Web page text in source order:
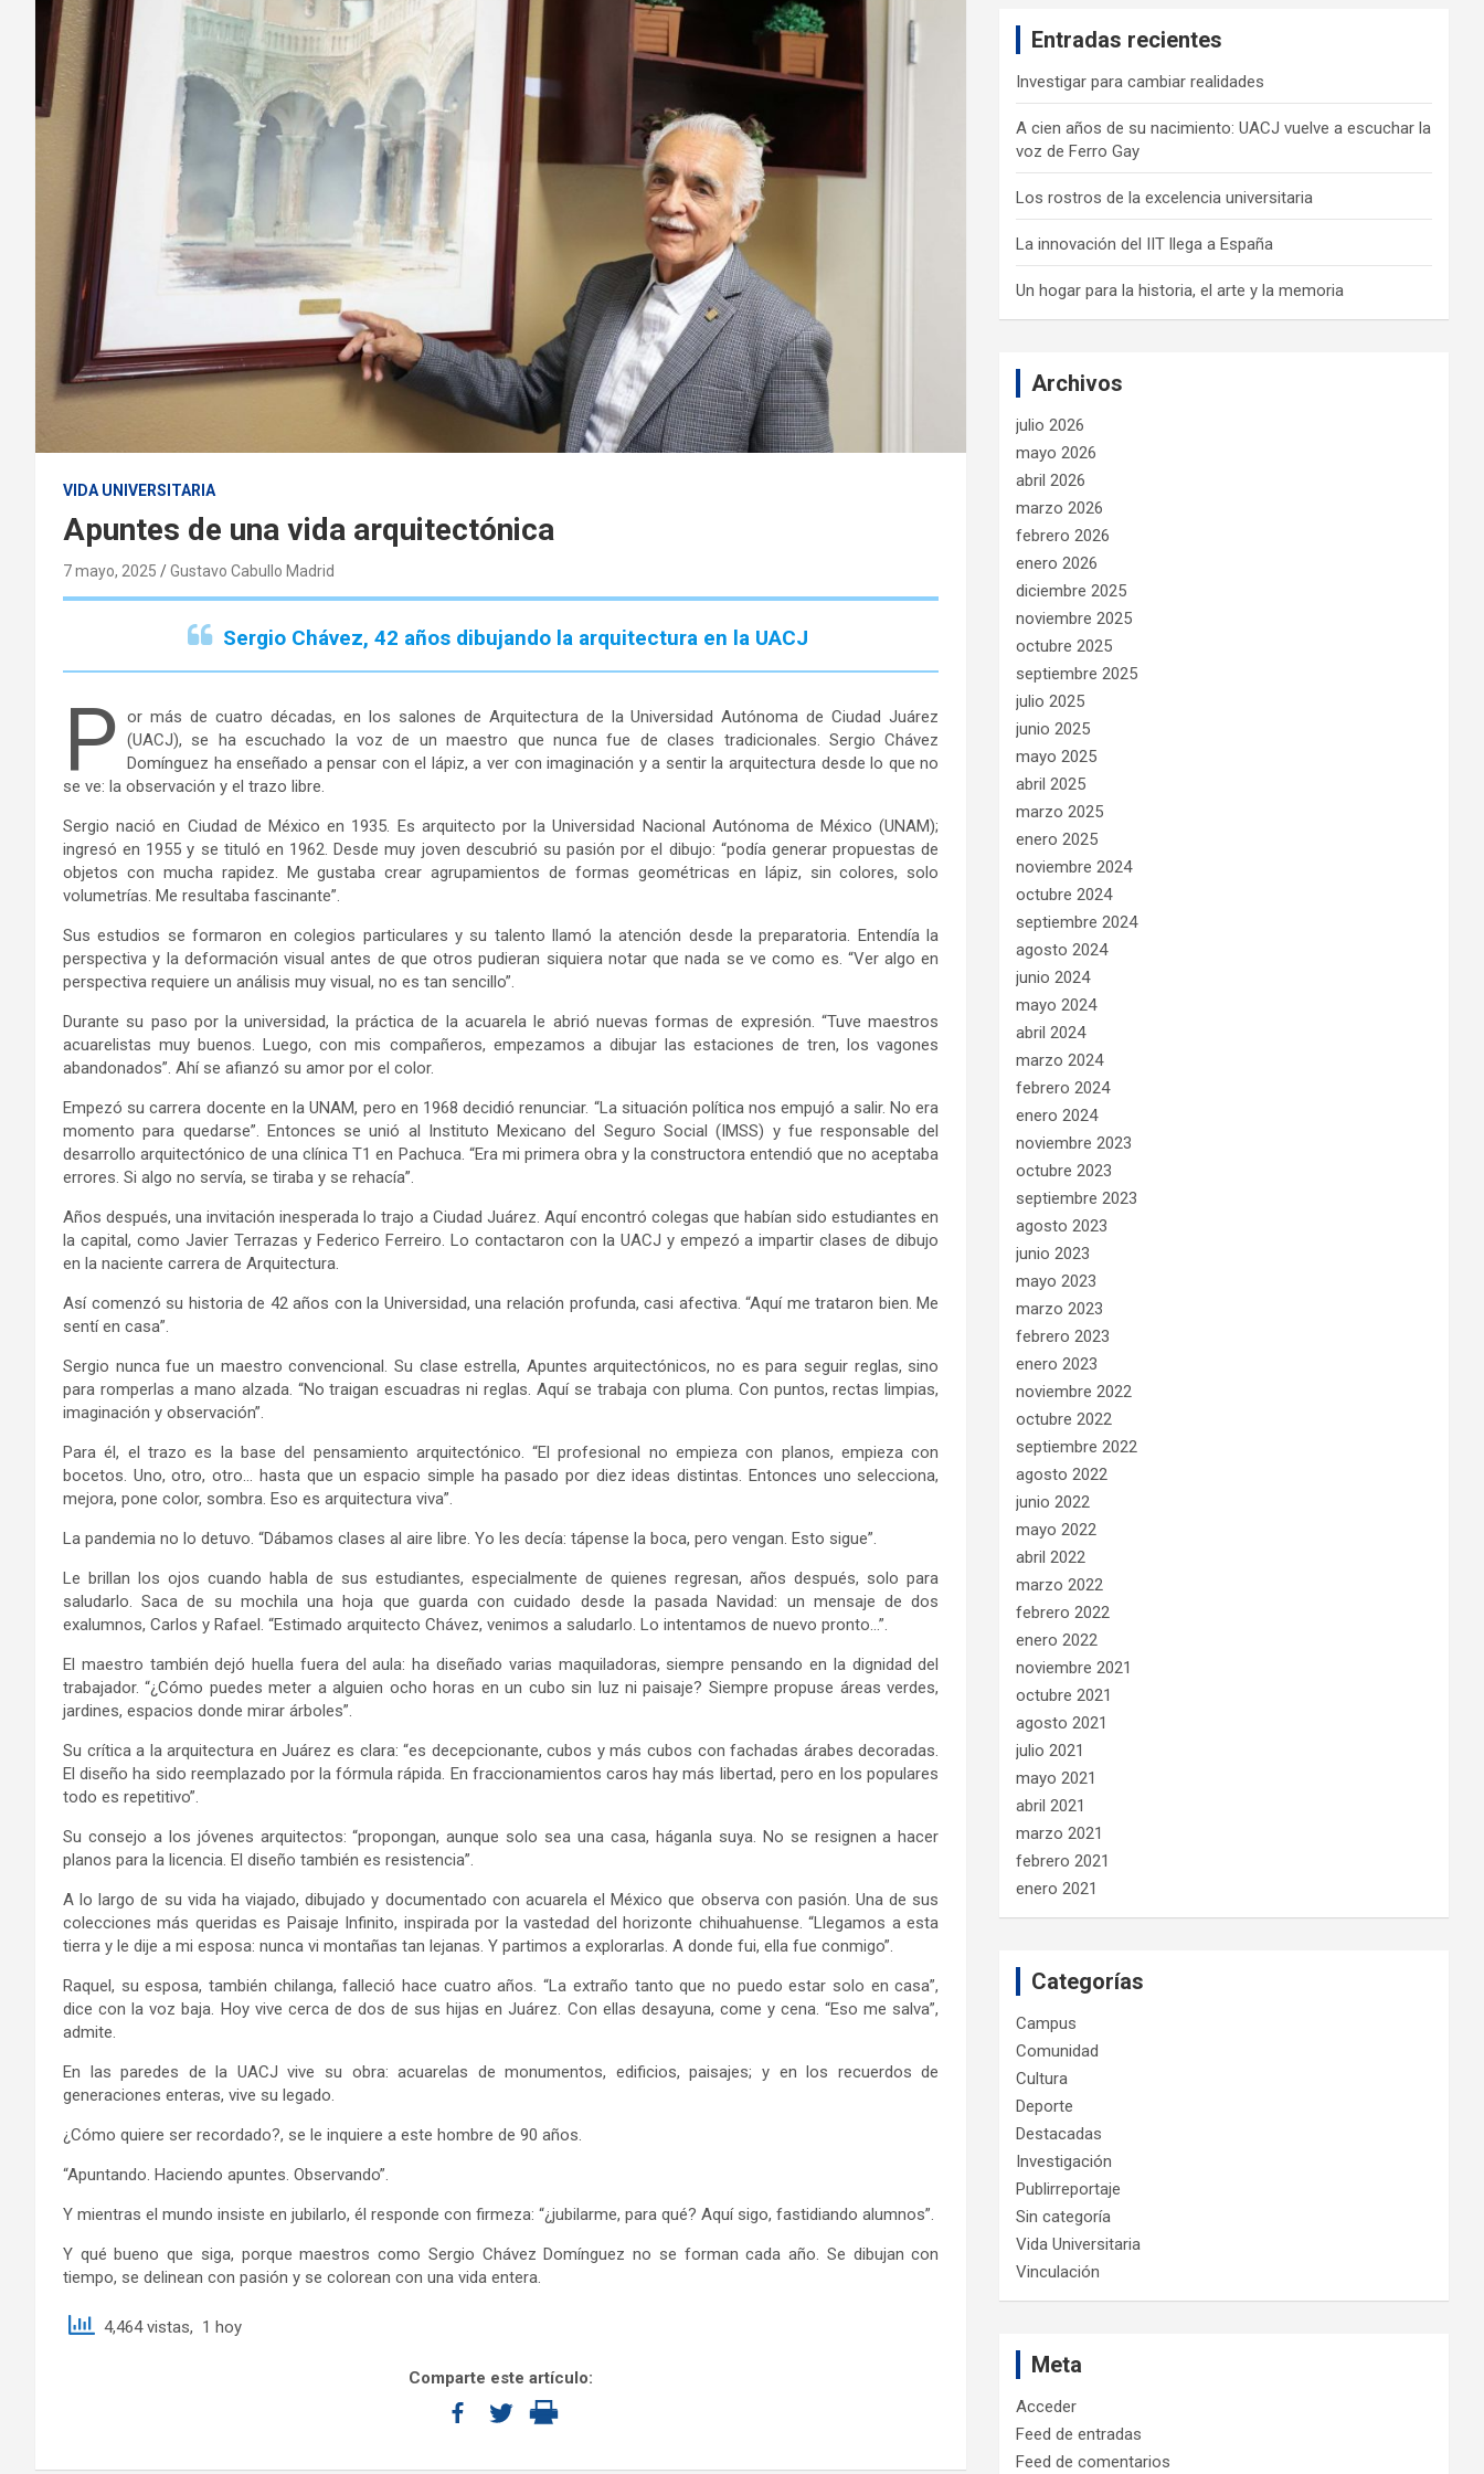
VIDA UNIVERSITARIA
Apuntes de una vida arquitectónica
7 mayo, 2025 Gustavo Cabullo Madrid
Sergio Chávez, 42 años dibujando la arquitectura en la UACJ
P or más de cuatro décadas, en los salones de Arquitectura de la Universidad Autónoma de Ciudad Juárez
(UACJ), se ha escuchado la voz de un maestro que nunca fue de clases tradicionales. Sergio Chávez
Domínguez ha enseñado a pensar con el lápiz, a ver con imaginación y a sentir la arquitectura desde lo que no
se ve: la observación y el trazo libre.
Sergio nació en Ciudad de México en 1935. Es arquitecto por la Universidad Nacional Autónoma de México (UNAM);
ingresó en 1955 y se tituló en 1962. Desde muy joven descubrió su pasión por el dibujo: “podía generar propuestas de
objetos con mucha rapidez. Me gustaba crear agrupamientos de formas geométricas en lápiz, sin colores, solo
volumetrías. Me resultaba fascinante”.
Sus estudios se formaron en colegios particulares y su talento llamó la atención desde la preparatoria. Entendía la
perspectiva y la deformación visual antes de que otros pudieran siquiera notar que nada se ve como es. “Ver algo en
perspectiva requiere un análisis muy visual, no es tan sencillo”.
Durante su paso por la universidad, la práctica de la acuarela le abrió nuevas formas de expresión. “Tuve maestros
acuarelistas muy buenos. Luego, con mis compañeros, empezamos a dibujar las estaciones de tren, los vagones
abandonados”. Ahí se afianzó su amor por el color.
Empezó su carrera docente en la UNAM, pero en 1968 decidió renunciar. “La situación política nos empujó a salir. No era
momento para quedarse”. Entonces se unió al Instituto Mexicano del Seguro Social (IMSS) y fue responsable del
desarrollo arquitectónico de una clínica T1 en Pachuca. “Era mi primera obra y la constructora entendió que no aceptaba
errores. Si algo no servía, se tiraba y se rehacía”.
Años después, una invitación inesperada lo trajo a Ciudad Juárez. Aquí encontró colegas que habían sido estudiantes en
la capital, como Javier Terrazas y Federico Ferreiro. Lo contactaron con la UACJ y empezó a impartir clases de dibujo
en la naciente carrera de Arquitectura.
Así comenzó su historia de 42 años con la Universidad, una relación profunda, casi afectiva. “Aquí me trataron bien. Me
sentí en casa”.
Sergio nunca fue un maestro convencional. Su clase estrella, Apuntes arquitectónicos, no es para seguir reglas, sino
para romperlas a mano alzada. “No traigan escuadras ni reglas. Aquí se trabaja con pluma. Con puntos, rectas limpias,
imaginación y observación”.
Para él, el trazo es la base del pensamiento arquitectónico. “El profesional no empieza con planos, empieza con
bocetos. Uno, otro, otro… hasta que un espacio simple ha pasado por diez ideas distintas. Entonces uno selecciona,
mejora, pone color, sombra. Eso es arquitectura viva”.
La pandemia no lo detuvo. “Dábamos clases al aire libre. Yo les decía: tápense la boca, pero vengan. Esto sigue”.
Le brillan los ojos cuando habla de sus estudiantes, especialmente de quienes regresan, años después, solo para
saludarlo. Saca de su mochila una hoja que guarda con cuidado desde la pasada Navidad: un mensaje de dos
exalumnos, Carlos y Rafael. “Estimado arquitecto Chávez, venimos a saludarlo. Lo intentamos de nuevo pronto…”.
El maestro también dejó huella fuera del aula: ha diseñado varias maquiladoras, siempre pensando en la dignidad del
trabajador. “¿Cómo puedes meter a alguien ocho horas en un cubo sin luz ni paisaje? Siempre propuse áreas verdes,
jardines, espacios donde mirar árboles”.
Su crítica a la arquitectura en Juárez es clara: “es decepcionante, cubos y más cubos con fachadas árabes decoradas.
El diseño ha sido reemplazado por la fórmula rápida. En fraccionamientos caros hay más libertad, pero en los populares
todo es repetitivo”.
Su consejo a los jóvenes arquitectos: “propongan, aunque solo sea una casa, háganla suya. No se resignen a hacer
planos para la licencia. El diseño también es resistencia”.
A lo largo de su vida ha viajado, dibujado y documentado con acuarela el México que observa con pasión. Una de sus
colecciones más queridas es Paisaje Infinito, inspirada por la vastedad del horizonte chihuahuense. “Llegamos a esta
tierra y le dije a mi esposa: nunca vi montañas tan lejanas. Y partimos a explorarlas. A donde fui, ella fue conmigo”.
Raquel, su esposa, también chilanga, falleció hace cuatro años. “La extraño tanto que no puedo estar solo en casa”,
dice con la voz baja. Hoy vive cerca de dos de sus hijas en Juárez. Con ellas desayuna, come y cena. “Eso me salva”,
admite.
En las paredes de la UACJ vive su obra: acuarelas de monumentos, edificios, paisajes; y en los recuerdos de
generaciones enteras, vive su legado.
¿Cómo quiere ser recordado?, se le inquiere a este hombre de 90 años.
“Apuntando. Haciendo apuntes. Observando”.
Y mientras el mundo insiste en jubilarlo, él responde con firmeza: “¿jubilarme, para qué? Aquí sigo, fastidiando alumnos”.
Y qué bueno que siga, porque maestros como Sergio Chávez Domínguez no se forman cada año. Se dibujan con
tiempo, se delinean con pasión y se colorean con una vida entera.
4,464 vistas, 1 hoy
Comparte este artículo:
Entradas recientes
Investigar para cambiar realidades
A cien años de su nacimiento: UACJ vuelve a escuchar la
voz de Ferro Gay
Los rostros de la excelencia universitaria
La innovación del IIT llega a España
Un hogar para la historia, el arte y la memoria
Archivos
julio 2026
mayo 2026
abril 2026
marzo 2026
febrero 2026
enero 2026
diciembre 2025
noviembre 2025
octubre 2025
septiembre 2025
julio 2025
junio 2025
mayo 2025
abril 2025
marzo 2025
enero 2025
noviembre 2024
octubre 2024
septiembre 2024
agosto 2024
junio 2024
mayo 2024
abril 2024
marzo 2024
febrero 2024
enero 2024
noviembre 2023
octubre 2023
septiembre 2023
agosto 2023
junio 2023
mayo 2023
marzo 2023
febrero 2023
enero 2023
noviembre 2022
octubre 2022
septiembre 2022
agosto 2022
junio 2022
mayo 2022
abril 2022
marzo 2022
febrero 2022
enero 2022
noviembre 2021
octubre 2021
agosto 2021
julio 2021
mayo 2021
abril 2021
marzo 2021
febrero 2021
enero 2021
Categorías
Campus
Comunidad
Cultura
Deporte
Destacadas
Investigación
Publirreportaje
Sin categoría
Vida Universitaria
Vinculación
Meta
Acceder
Feed de entradas
Feed de comentarios